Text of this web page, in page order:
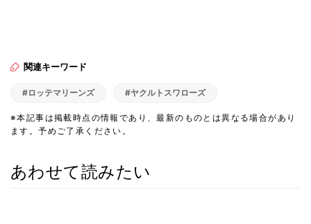
関連キーワード
#ロッテマリーンズ #ヤクルトスワローズ
※本記事は掲載時点の情報であり、最新のものとは異なる場合があり
ます。予めご了承ください。
あわせて読みたい